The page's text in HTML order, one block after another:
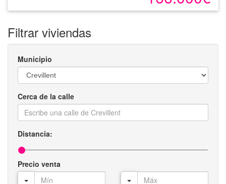
Filtrar viviendas
Municipio
Cerca de la calle
Distancia:
Precio venta